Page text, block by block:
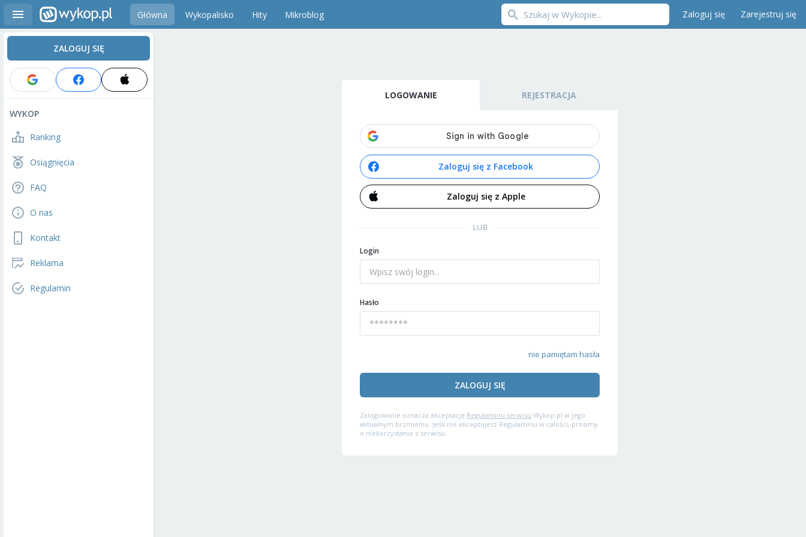
Główna Wykopalisko Hity Mikroblog Zaloguj się Zarejestruj się
ZALOGUJ SIĘ
WYKOP
Ranking
Osiągnięcia
FAQ
O nas
Kontakt
Reklama
Regulamin
LOGOWANIE REJESTRACJA
Zaloguj się z Facebook
Zaloguj się z Apple
LUB
Login
Hasło
nie pamiętam hasła
ZALOGUJ SIĘ
Zalogowanie oznacza akceptację Regulaminu serwisu Wykop.pl w jego
aktualnym brzmieniu. Jeśli nie akceptujesz Regulaminu w całości, prosimy
o niekorzystanie z serwisu.